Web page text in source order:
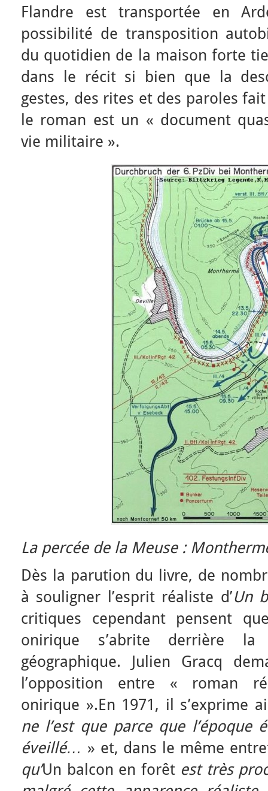
Flandre est transportée en
possibilité de transposition
du quotidien de la maison forte
dans le récit si bien que la
gestes, des rites et des paroles
le roman est un « document
vie militaire ».
La percée de la Meuse :
Dès la parution du livre, de
à souligner l’esprit réaliste d’Un
critiques cependant pensent
onirique s’abrite derrière
géographique. Julien Gracq
l’opposition entre « roman
onirique ».En 1971, il s’exprime
ne l’est que parce que l’époque
éveillé… » et, dans le même
qu’Un balcon en forêtest très